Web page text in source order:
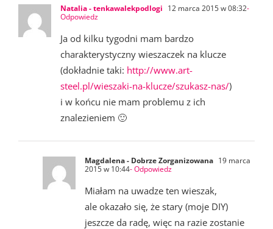
Natalia - tenkawalekpodlogi 12 marca 2015 w 08:32-
Odpowiedz
Ja od kilku tygodni mam bardzo
charakterystyczny wieszaczek na klucze
(dokładnie taki: http://www.art-
steel.pl/wieszaki-na-klucze/szukasz-nas/)
i w końcu nie mam problemu z ich
znalezieniem 🙂
Magdalena - Dobrze Zorganizowana 19 marca
2015 w 10:44- Odpowiedz
Miałam na uwadze ten wieszak,
ale okazało się, że stary (moje DIY)
jeszcze da radę, więc na razie zostanie